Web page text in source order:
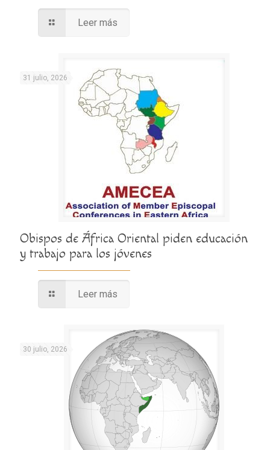
Leer más
31 julio, 2026
Obispos de África Oriental piden educación
y trabajo para los jóvenes
Leer más
30 julio, 2026